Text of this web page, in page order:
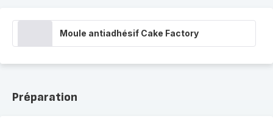
Moule antiadhésif Cake Factory
Préparation